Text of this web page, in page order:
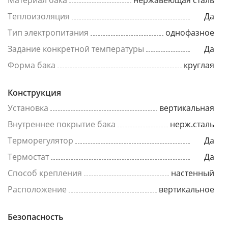
Теплоизоляция
Да
Тип электропитания
однофазное
Задание конкретной температуры
Да
Форма бака
круглая
Конструкция
Установка
вертикальная
Внутреннее покрытие бака
нерж.сталь
Терморегулятор
Да
Термостат
Да
Способ крепления
настенный
Расположение
вертикальное
Безопасность